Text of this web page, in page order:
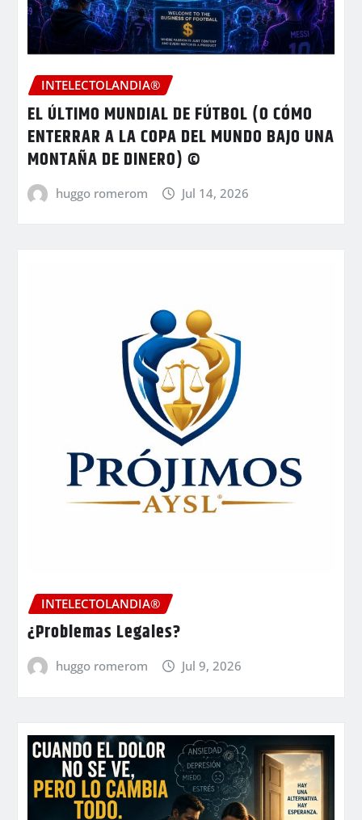
INTELECTOLANDIA®
EL ÚLTIMO MUNDIAL DE FÚTBOL (O CÓMO
ENTERRAR A LA COPA DEL MUNDO BAJO UNA
MONTAÑA DE DINERO) ©
huggo romerom Jul 14, 2026
INTELECTOLANDIA®
¿Problemas Legales?
huggo romerom Jul 9, 2026